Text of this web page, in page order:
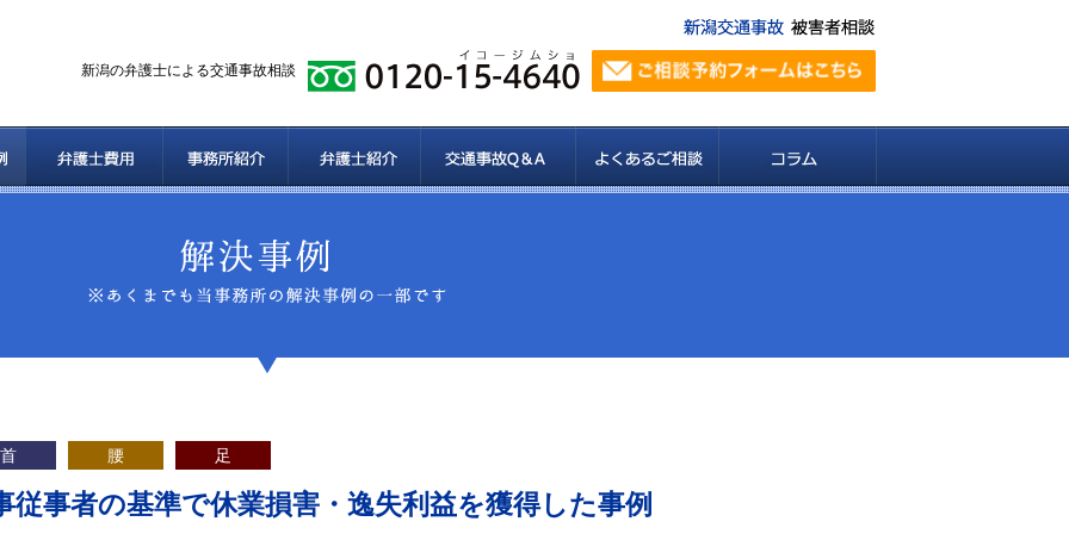
新潟の弁護士による交通事故相談
首 腰 足
従事者の基準で休業損害・逸失利益を獲得した事例